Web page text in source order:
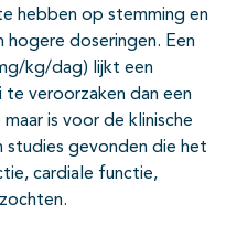
hebben op stemming en
doseringen. Een
kg/dag) lijkt een
veroorzaken dan een
is voor de klinische
studies gevonden die het
cardiale functie,